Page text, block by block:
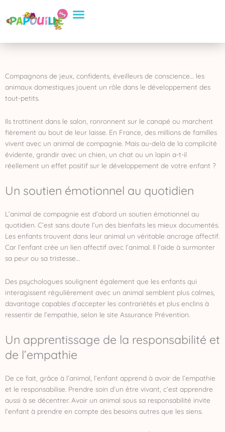
contenu
Compagnons de jeux, confidents, éveilleurs de conscience… les
animaux domestiques jouent un rôle dans le développement des
tout-petits.
Ils trottinent dans le salon, ronronnent sur le canapé ou marchent
fièrement au bout de leur laisse. En France, des millions de familles
vivent avec un animal de compagnie. Mais au-delà de la complicité
évidente, grandir avec un chien, un chat ou un lapin a-t-il
réellement un effet positif sur le développement de votre enfant ?
Un soutien émotionnel au quotidien
L’animal de compagnie est d’abord un soutien émotionnel au
quotidien. C’est sans doute l’un des bienfaits les mieux documentés.
Les enfants trouvent dans leur animal un véritable ancrage affectif.
Car l’enfant crée un lien affectif avec l’animal. Il l’aide à surmonter
sa peur ou sa tristesse…
Des psychologues soulignent également que les enfants qui
interagissent régulièrement avec un animal semblent plus calmes,
davantage capables d’accepter les contrariétés et plus enclins à
ressentir de l’empathie, selon le site Assurance Prévention.
Un apprentissage de la responsabilité et
de l’empathie
De ce fait, grâce à l’animal, l’enfant apprend à avoir de l’empathie
et le responsabilise. Prendre soin d’un être vivant, c’est apprendre
aussi à se décentrer. Avoir un animal sous sa responsabilité invite
l’enfant à prendre en compte des besoins autres que les siens.